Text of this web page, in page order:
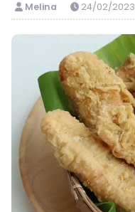
Melina 24/02/2023